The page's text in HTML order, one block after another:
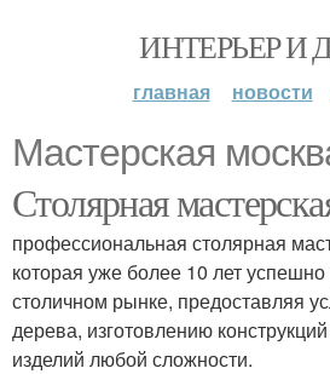
ИНТЕРЬЕР И
главная новости
Мастерская
Столярная
профессиональная столярная
которая уже более 10 лет успешно
столичном рынке, предоставляя
дерева, изготовлению
изделий любой сложности.